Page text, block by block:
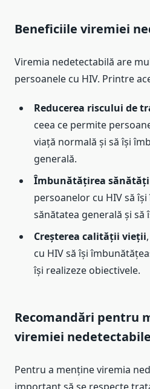
Beneficiile viremiei
Viremia nedetectabilă are
persoanele cu HIV. Printre
Reducerea riscului de
ceea ce permite
viață normală și să își
generală.
Îmbunătățirea
persoanelor cu HIV să
sănătatea generală și să
Creșterea calității vieții
cu HIV să își
își realizeze obiectivele.
Recomandări pentru
viremiei nedetectabile
Pentru a menține viremia